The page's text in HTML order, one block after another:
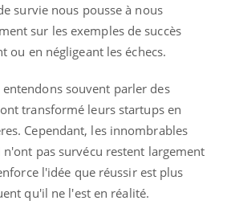
survie nous pousse à nous
sur les exemples de succès
ou en négligeant les échecs.
souvent parler des
transformé leurs startups en
Cependant, les innombrables
pas survécu restent largement
l'idée que réussir est plus
qu'il ne l'est en réalité.